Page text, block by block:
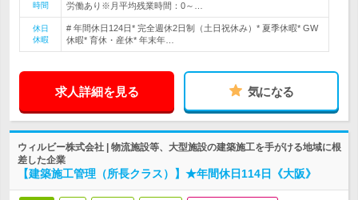
時間
労働あり※月平均残業時間：0～…
休日
休暇
# 年間休日124日* 完全週休2日制（土日祝休み）* 夏季休暇* GW
休暇* 育休・産休* 年末年…
求人詳細を見る 気になる
ウィルビー株式会社 | 物流施設等、大型施設の建築施工を手がける地域に根
差した企業
【建築施工管理（所長クラス）】★年間休日114日《大阪》